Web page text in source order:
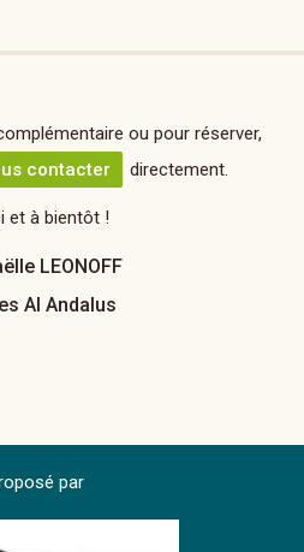
ou pour réserver,
contacter directement.
et à bientôt !
LEONOFF
Al Andalus
par